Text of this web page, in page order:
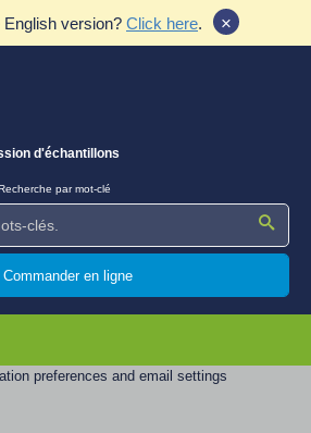
English version? Click here. ×
d'échantillons
par mot-clé
Commander en ligne